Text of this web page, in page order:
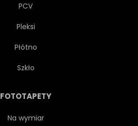
PCV
Pleksi
Płótno
Szkło
FOTOTAPETY
Na wymiar